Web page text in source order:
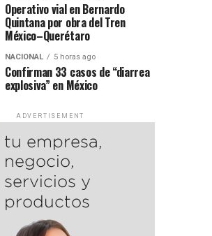
Operativo vial en Bernardo
Quintana por obra del Tren
México–Querétaro
NACIONAL 5 horas ago
Confirman 33 casos de “diarrea
explosiva” en México
ADVERTISEMENT